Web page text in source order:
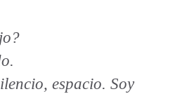
espacio. Soy